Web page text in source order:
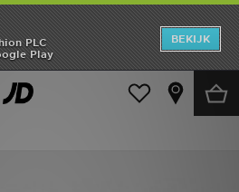
PLC
Play
BEKIJK
Sneakers